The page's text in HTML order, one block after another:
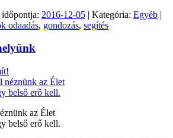
2016-12-05 | Kategória: Egyéb |
odaadás, gondozás, segítés
az Élet
belső erő kell.